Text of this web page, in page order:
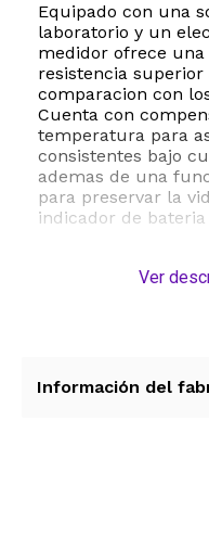
Equipado con una
laboratorio y un
medidor ofrece
resistencia
comparacion con
Cuenta con
temperatura para
consistentes bajo
ademas de una
para preservar la
indicador de bateria
acuarios, piscinas
Ver
Información del